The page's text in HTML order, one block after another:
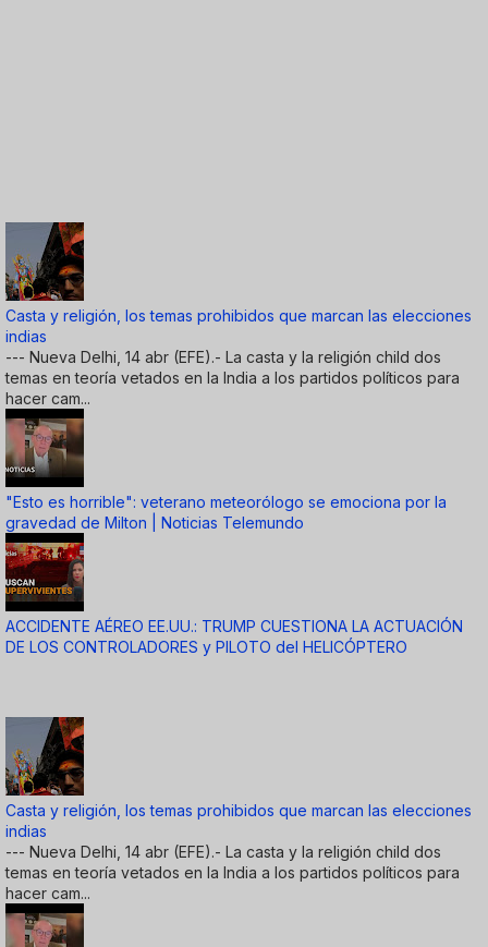
Casta y religión, los temas prohibidos que marcan las elecciones
indias
--- Nueva Delhi, 14 abr (EFE).- La casta y la religión child dos
temas en teoría vetados en la India a los partidos políticos para
hacer cam...
"Esto es horrible": veterano meteorólogo se emociona por la
gravedad de Milton | Noticias Telemundo
ACCIDENTE AÉREO EE.UU.: TRUMP CUESTIONA LA ACTUACIÓN
DE LOS CONTROLADORES y PILOTO del HELICÓPTERO
Casta y religión, los temas prohibidos que marcan las elecciones
indias
--- Nueva Delhi, 14 abr (EFE).- La casta y la religión child dos
temas en teoría vetados en la India a los partidos políticos para
hacer cam...